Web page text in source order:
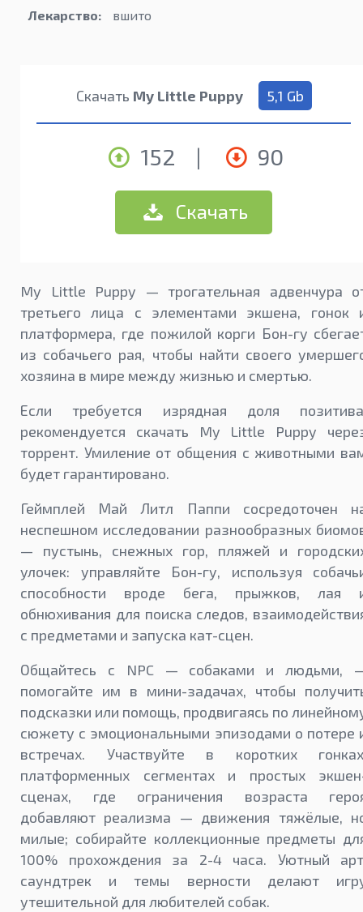
Лекарство: вшито
Скачать My Little Puppy 5,1 Gb
152 | 90
Скачать
My Little Puppy — трогательная адвенчура
третьего лица с элементами экшена, гонок
платформера, где пожилой корги Бон-гу
из собачьего рая, чтобы найти своего
хозяина в мире между жизнью и смертью.
Если требуется изрядная доля
рекомендуется скачать My Little Puppy
торрент. Умиление от общения с животными
будет гарантировано.
Геймплей Май Литл Паппи сосредоточен
неспешном исследовании разнообразных
— пустынь, снежных гор, пляжей и
улочек: управляйте Бон-гу, используя
способности вроде бега, прыжков, лая
обнюхивания для поиска следов,
с предметами и запуска кат-сцен.
Общайтесь с NPC — собаками и людьми,
помогайте им в мини-задачах, чтобы
подсказки или помощь, продвигаясь по
сюжету с эмоциональными эпизодами о потере
встречах. Участвуйте в коротких
платформенных сегментах и простых
сценах, где ограничения возраста
добавляют реализма — движения тяжёлые,
милые; собирайте коллекционные предметы
100% прохождения за 2-4 часа. Уютный
саундтрек и темы верности делают
утешительной для любителей собак.